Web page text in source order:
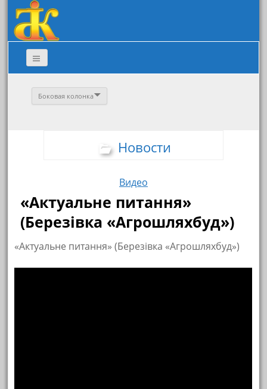
Боковая колонка
Новости
Видео
«Актуальне питання»
(Березівка «Агрошляхбуд»)
«Актуальне питання» (Березівка «Агрошляхбуд»)